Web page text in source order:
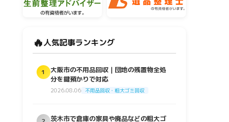
🔥人気記事ランキング
1
大阪市の不用品回収｜団地の残置物全処
分を鍵預かりで対応
2026.08.06 不用品回収・粗大ゴミ回収
茨木市で倉庫の家具や廃品などの粗大ゴ